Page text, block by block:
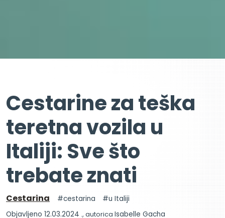
Cestarine za teška
teretna vozila u
Italiji: Sve što
trebate znati
Cestarina cestarina
u Italiji
Objavljeno 12.03.2024 ., autorica Isabelle Gacha